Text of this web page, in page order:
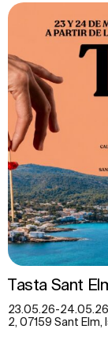
Tasta Sant
23.05.26-
2, 07159 Sant Elm,